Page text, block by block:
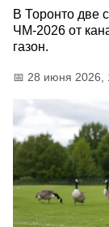
В Торонто две
ЧМ-2026 от
газон.
📅 28 июня 2026,